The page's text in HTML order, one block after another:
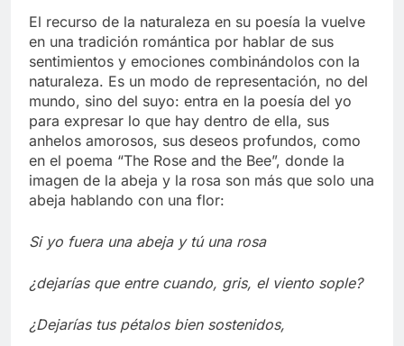
El recurso de la naturaleza en su poesía la vuelve
en una tradición romántica por hablar de sus
sentimientos y emociones combinándolos con la
naturaleza. Es un modo de representación, no del
mundo, sino del suyo: entra en la poesía del yo
para expresar lo que hay dentro de ella, sus
anhelos amorosos, sus deseos profundos, como
en el poema “The Rose and the Bee”, donde la
imagen de la abeja y la rosa son más que solo una
abeja hablando con una flor:
Si yo fuera una abeja y tú una rosa
¿dejarías que entre cuando, gris, el viento sople?
¿Dejarías tus pétalos bien sostenidos,